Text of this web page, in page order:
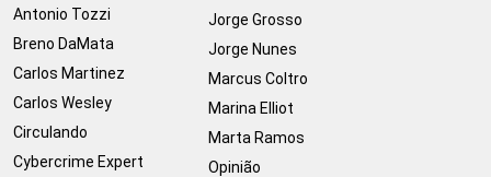
Antonio Tozzi
Breno DaMata
Carlos Martinez
Carlos Wesley
Circulando
Cybercrime Expert
Jorge Grosso
Jorge Nunes
Marcus Coltro
Marina Elliot
Marta Ramos
Opinião